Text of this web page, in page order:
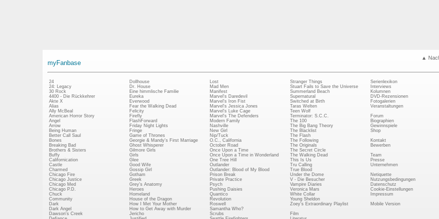
▲
myFanbase
24
24: Legacy
30 Rock
4400 - Die Rückkehrer
Akte X
Alias
Ally McBeal
American Horror Story
Angel
Arrow
Being Human
Better Call Saul
Bones
Breaking Bad
Brothers & Sisters
Buffy
Californication
Castle
Charmed
Chicago Fire
Chicago Justice
Chicago Med
Chicago P.D.
Chuck
Community
Dark
Dark Angel
Dawson's Creek
Dollhouse
Dr. House
Eine himmlische Familie
Eureka
Everwood
Fear the Walking Dead
Felicity
Firefly
FlashForward
Friday Night Lights
Fringe
Game of Thrones
Georgie & Mandy's First Marriage
Ghost Whisperer
Gilmore Girls
Girls
Glee
Good Wife
Gossip Girl
Gotham
Greek
Grey's Anatomy
Heroes
Homeland
House of the Dragon
How I Met Your Mother
How to Get Away with Murder
Jericho
Lost
Mad Men
Manifest
Marvel's Daredevil
Marvel's Iron Fist
Marvel's Jessica Jones
Marvel's Luke Cage
Marvel's The Defenders
Modern Family
Nashville
New Girl
Nip/Tuck
O.C., California
October Road
Once Upon a Time
Once Upon a Time in Wonderland
One Tree Hill
Outlander
Outlander: Blood of My Blood
Prison Break
Private Practice
Psych
Pushing Daisies
Quantico
Revolution
Roswell
Samantha Who?
Scrubs
Stranger Things
Stuart Fails to Save the Universe
Summerland Beach
Supernatural
Switched at Birth
Taras Welten
Teen Wolf
Terminator: S.C.C.
The 100
The Big Bang Theory
The Blacklist
The Flash
The Following
The Originals
The Secret Circle
The Walking Dead
This Is Us
Tru Calling
True Blood
Under the Dome
V - Die Besucher
Vampire Diaries
Veronica Mars
White Collar
Young Sheldon
Zoey's Extraordinary Playlist
Film
Serienlexikon
Interviews
Kolumnen
DVD-Rezensionen
Fotogalerien
Veranstaltungen
Forum
Biographien
Gewinnspiele
Shop
Kontakt
Bewerben
Team
Presse
Unternehmen
Netiquette
Nutzungsbedingungen
Datenschutz
Cookie-Einstellungen
Impressum
Mobile Version